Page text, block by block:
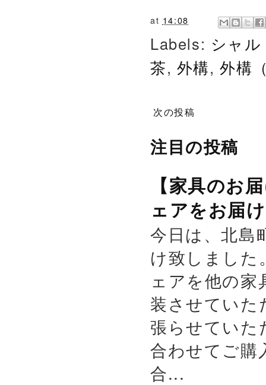
at 14:08
Labels: シャ
茶, 外構,外構
次の投稿
注目の投稿
【家具のお
ェアをお届
今日は、北島
け致しまし
ェアを他の
装させていた
張らせていた
合わせてご購
合...